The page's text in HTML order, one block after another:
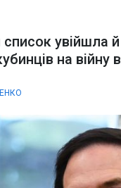
список увійшла
на війну